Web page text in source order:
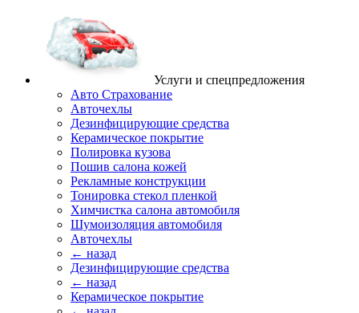
Услуги и спецпредложения
Авто Страхование
Авточехлы
Дезинфицирующие средства
Керамическое покрытие
Полировка кузова
Пошив салона кожей
Рекламные конструкции
Тонировка стекол пленкой
Химчистка салона автомобиля
Шумоизоляция автомобиля
Авточехлы
← назад
Дезинфицирующие средства
← назад
Керамическое покрытие